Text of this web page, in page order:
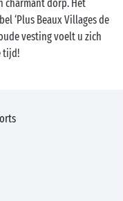
charmant dorp. Het
‘Plus Beaux Villages de
vesting voelt u zich
tijd!